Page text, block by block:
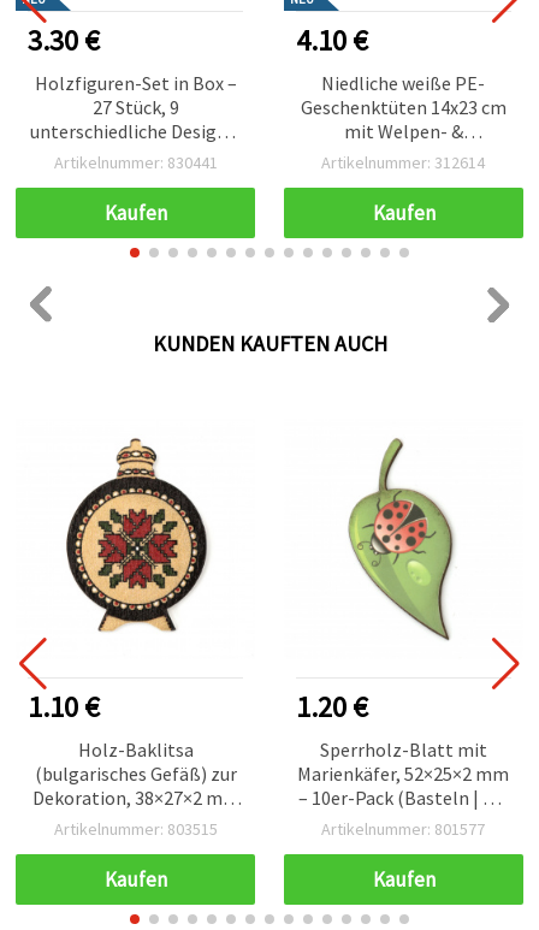
Box –
Niedliche weiße PE-
Geschenktüten 14x23 cm
mit Welpen- &
Blumenstrauß-Motiv –
Artikelnummer: 312614
Dicke Kordel 5
Weiß und Rot,
– 10 Meter
Artikelnummer:
KUNDEN KAUFTEN AUCH
1.10 €
Holz-Baklitsa
(bulgarisches Gefäß) zur
Dekoration, 38×27×2 mm
– 10 Stück – Bastelbedarf
Artikelnummer: 803515
Kaufen
1.20 €
Sperrholz-Blatt mit
Marienkäfer, 52×25×2 mm
– 10er-Pack (Basteln | DIY
| Scrapbooking)
Artikelnummer: 801577
Kaufen